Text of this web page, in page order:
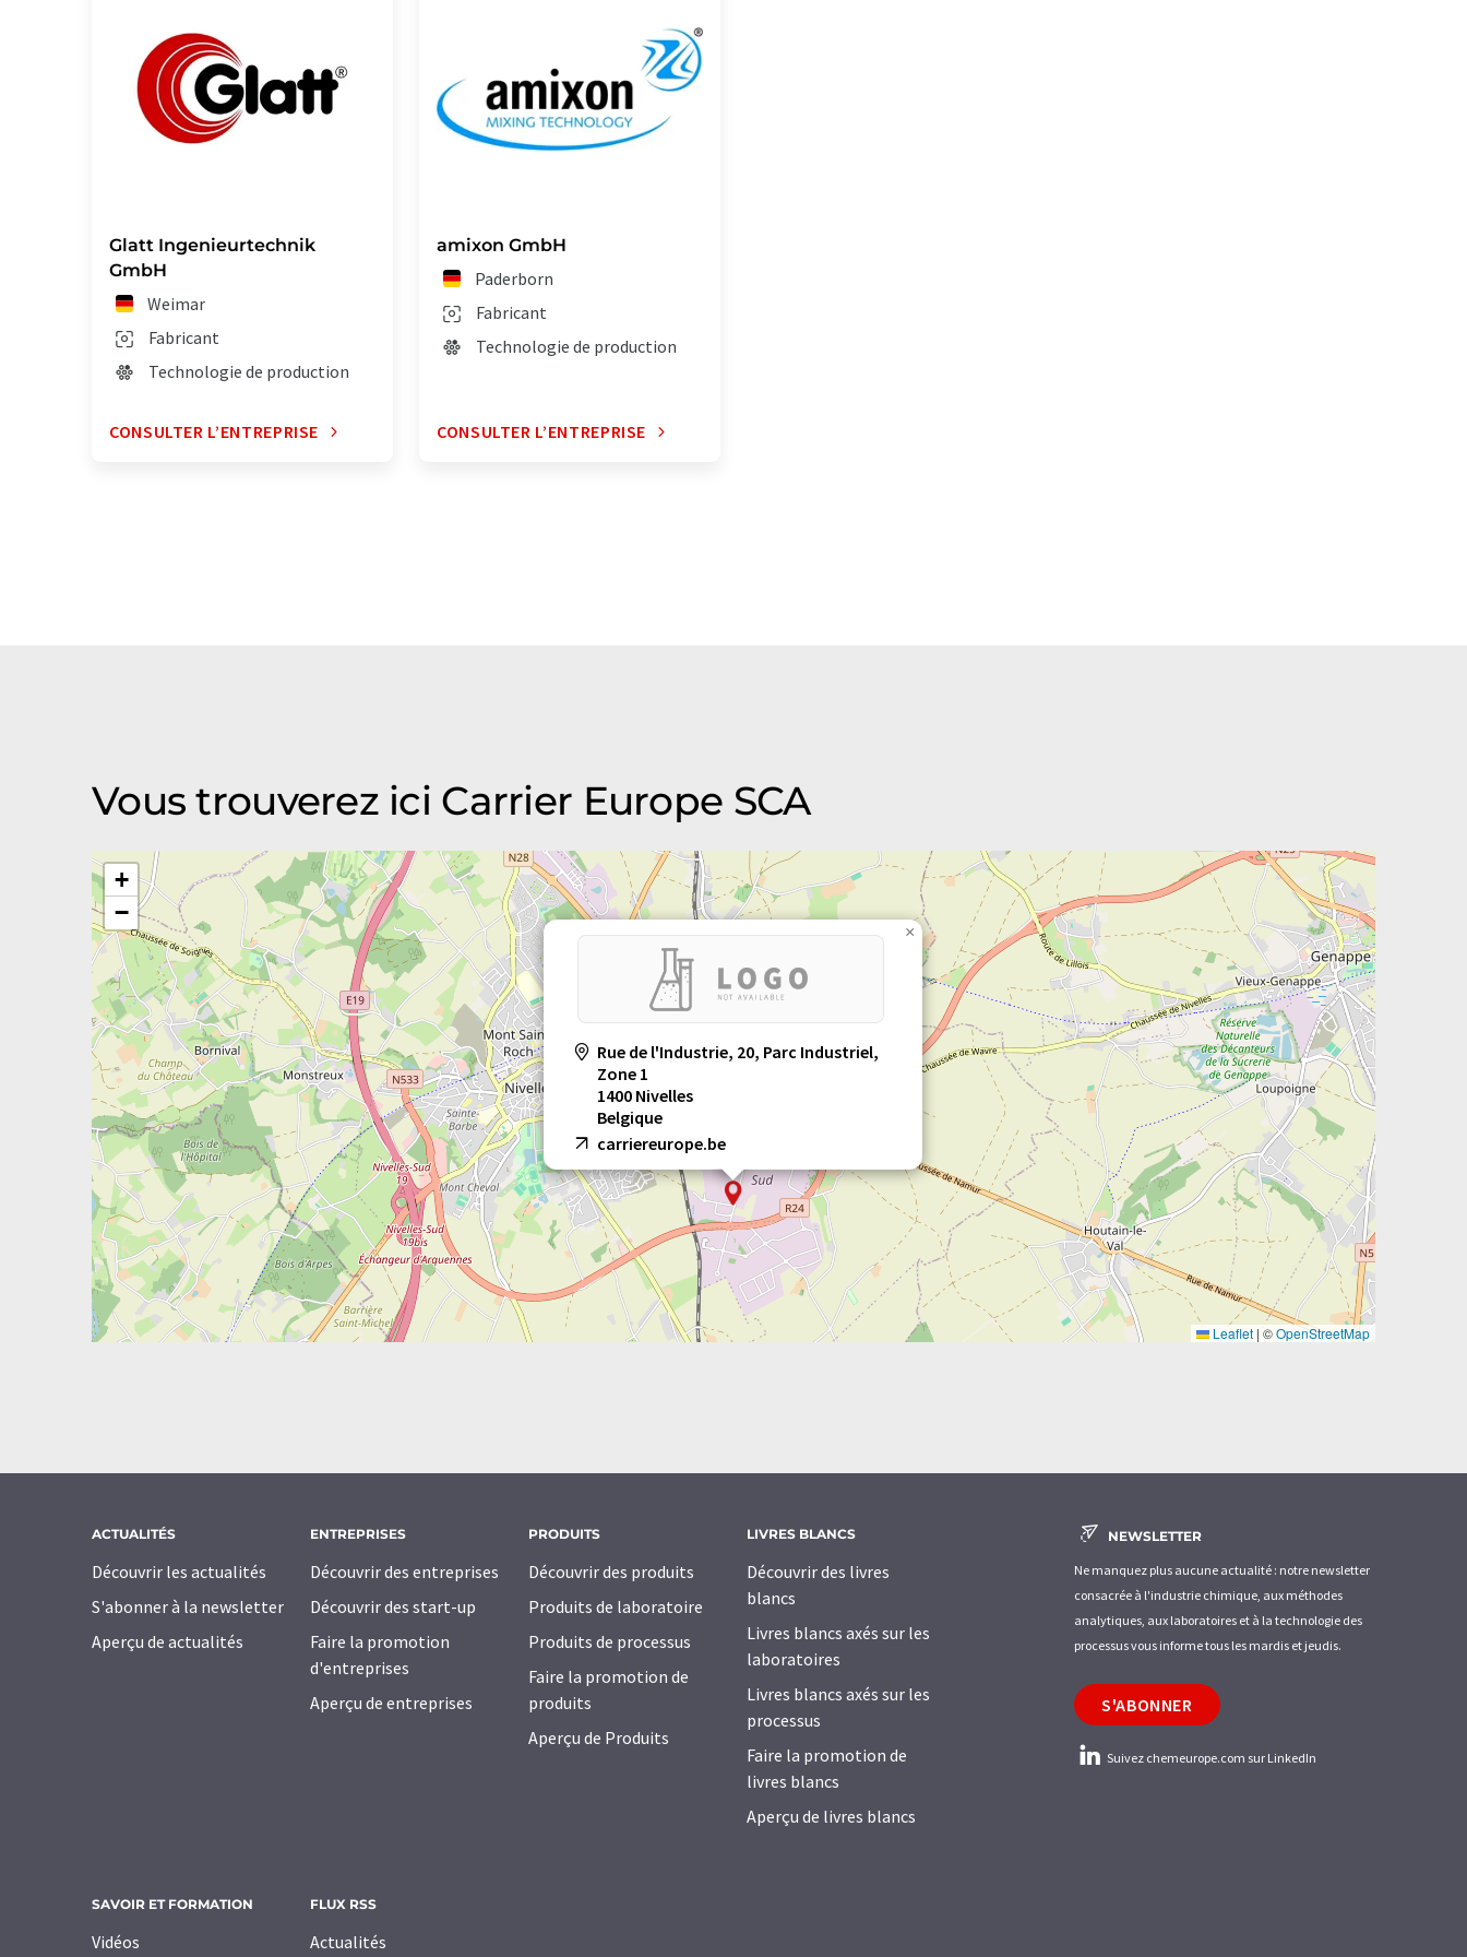
Glatt Ingenieurtechnik
GmbH
Weimar
Fabricant
Technologie de production
CONSULTER L’ENTREPRISE
amixon GmbH
Paderborn
Fabricant
Technologie de production
CONSULTER L’ENTREPRISE
Vous trouverez ici Carrier Europe SCA
Rue de l'Industrie, 20, Parc Industriel,
Zone 1
1400 Nivelles
Belgique
carriereurope.be
×
+
−
Leaflet | ©OpenStreetMap
ACTUALITÉS
Découvrir les actualités
S'abonner à la newsletter
Aperçu de actualités
ENTREPRISES
Découvrir des entreprises
Découvrir des start-up
Faire la promotion
d'entreprises
Aperçu de entreprises
PRODUITS
Découvrir des produits
Produits de laboratoire
Produits de processus
Faire la promotion de
produits
Aperçu de Produits
LIVRES BLANCS
Découvrir des livres
blancs
Livres blancs axés sur les
laboratoires
Livres blancs axés sur les
processus
Faire la promotion de
livres blancs
Aperçu de livres blancs
SAVOIR ET FORMATION
Vidéos
FLUX RSS
Actualités
NEWSLETTER
Ne manquez plus aucune actualité : notre newsletter
consacrée à l'industrie chimique, aux méthodes
analytiques, aux laboratoires et à la technologie des
processus vous informe tous les mardis et jeudis.
S'ABONNER
Suivez chemeurope.com sur LinkedIn